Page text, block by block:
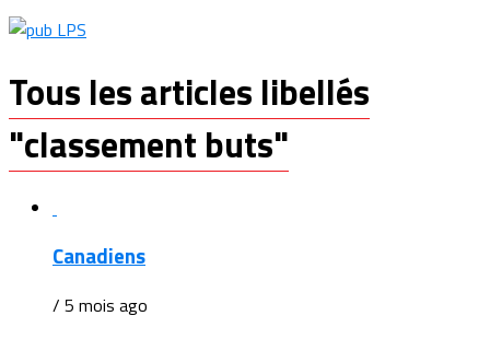
Tous les articles libellés
"classement buts"
Canadiens
/ 5 mois ago